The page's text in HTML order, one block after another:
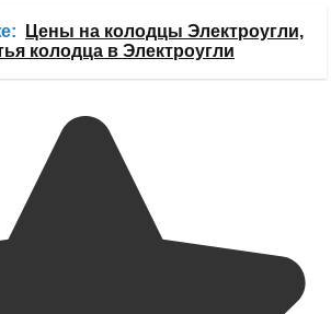
Цены на колодцы Электроугли,
колодца в Электроугли